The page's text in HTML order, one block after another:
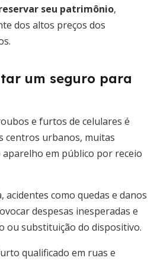
seu patrimônio,
dos altos preços dos
um seguro para
e furtos de celulares é
centros urbanos, muitas
em público por receio
acidentes como quedas e danos
despesas inesperadas e
ou substituição do dispositivo.
qualificado em ruas e